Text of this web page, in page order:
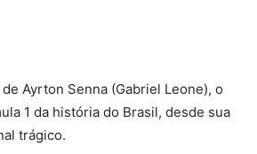
Ayrton Senna (Gabriel Leone), o
1 da história do Brasil, desde sua
trágico.